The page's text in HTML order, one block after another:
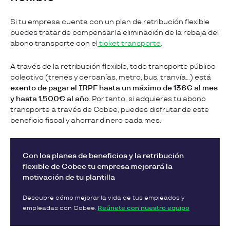
Si tu empresa cuenta con un plan de retribución flexible
puedes tratar de compensar la eliminación de la rebaja del
abono transporte con el ticket transporte.
A través de la retribución flexible, todo transporte público
colectivo (trenes y cercanías, metro, bus, tranvía…) está
exento de pagar el IRPF hasta un máximo de 136€ al mes
y hasta 1.500€ al año. Por tanto, si adquieres tu abono
transporte a través de Cobee, puedes disfrutar de este
beneficio fiscal y ahorrar dinero cada mes.
Con los planes de beneficios y la retribución
flexible de Cobee tu empresa mejorará la
motivación de tu plantilla
Descubre cómo mejorar la vida de tus empleados y
empleadas con Cobee. Reúnete con nuestro equipo